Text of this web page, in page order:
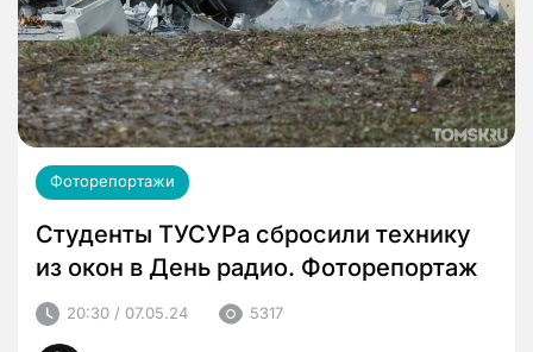
Фоторепортажи
Студенты ТУСУРа сбросили технику
из окон в День радио. Фоторепортаж
20:30 / 07.05.24 5317